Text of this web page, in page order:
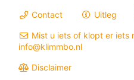
Contact Uitleg
Mist u iets of klopt er iets
info@klimmbo.nl
Disclaimer